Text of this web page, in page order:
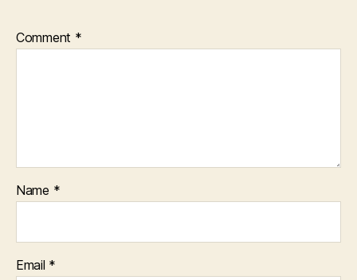
Comment *
Name *
Email *